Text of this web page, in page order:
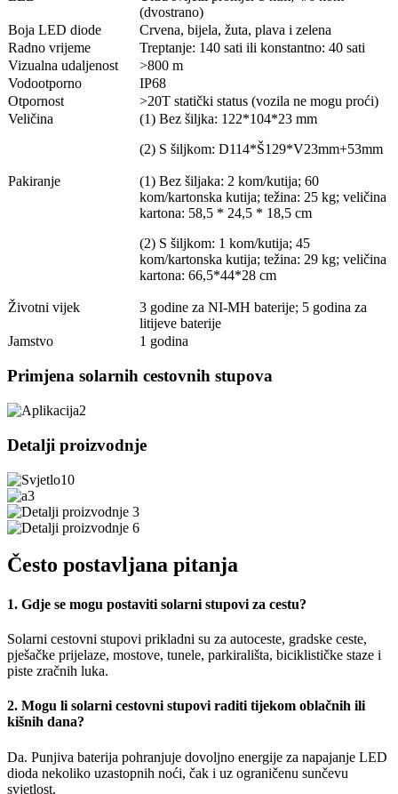
(dvostrano)
Boja LED diode
Crvena, bijela, žuta, plava i zelena
Radno vrijeme
Treptanje: 140 sati ili konstantno: 40 sati
Vizualna udaljenost
>800 m
Vodootporno
IP68
Otpornost
>20T statički status (vozila ne mogu proći)
Veličina
(1) Bez šiljka: 122*104*23 mm
(2) S šiljkom: D114*Š129*V23mm+53mm
Pakiranje
(1) Bez šiljaka: 2 kom/kutija; 60
kom/kartonska kutija; težina: 25 kg; veličina
kartona: 58,5 * 24,5 * 18,5 cm
(2) S šiljkom: 1 kom/kutija; 45
kom/kartonska kutija; težina: 29 kg; veličina
kartona: 66,5*44*28 cm
Životni vijek
3 godine za NI-MH baterije; 5 godina za
litijeve baterije
Jamstvo
1 godina
Primjena solarnih cestovnih stupova
Detalji proizvodnje
Često postavljana pitanja
1. Gdje se mogu postaviti solarni stupovi za cestu?
Solarni cestovni stupovi prikladni su za autoceste, gradske ceste,
pješačke prijelaze, mostove, tunele, parkirališta, biciklističke staze i
piste zračnih luka.
2. Mogu li solarni cestovni stupovi raditi tijekom oblačnih ili
kišnih dana?
Da. Punjiva baterija pohranjuje dovoljno energije za napajanje LED
dioda nekoliko uzastopnih noći, čak i uz ograničenu sunčevu
svjetlost.